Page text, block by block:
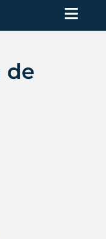
de